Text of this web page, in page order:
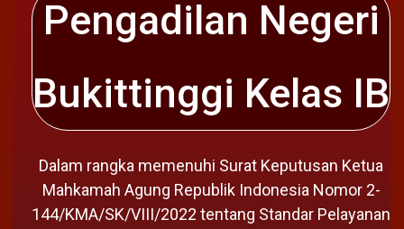
Pengadilan Negeri
Bukittinggi Kelas IB
Dalam rangka memenuhi Surat Keputusan Ketua
Mahkamah Agung Republik Indonesia Nomor 2-
144/KMA/SK/VIII/2022 tentang Standar Pelayanan